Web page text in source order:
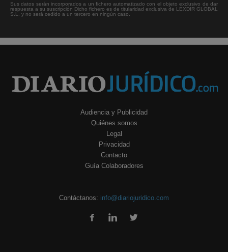
Sus datos serán incorporados a un fichero automatizado con el objeto exclusivo de dar
respuesta a su suscripción Dicho fichero es de titularidad exclusiva de LEXDIR GLOBAL
S.L. y no será cedido a un tercero en ningún caso.
Audiencia y Publicidad
Quiénes somos
Legal
Privacidad
Contacto
Guía Colaboradores
Contáctanos: info@diariojuridico.com